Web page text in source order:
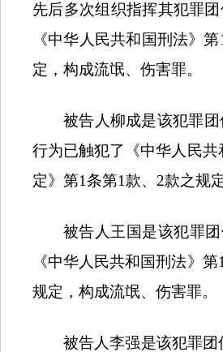
先后多次组织指挥其犯罪
《中华人民共和国刑法》第
定，构成流氓、伤害罪。
被告人柳成是该犯罪
行为已触犯了《中华人民共
定》第1条第1款、 2款之规
被告人王国是该犯罪
《中华人民共和国刑法》第
规定，构成流氓、伤害罪。
被告人李强是该犯罪